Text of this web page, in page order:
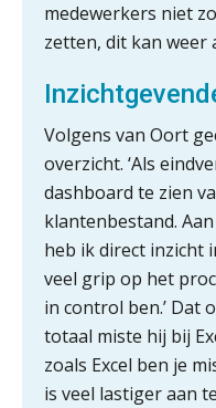
medewerkers niet
zetten, dit kan weer
Volgens van Oort
overzicht. ‘Als
dashboard te zien
klantenbestand.
heb ik direct inzicht
veel grip op het
in control ben.’ Dat
totaal miste hij bij
zoals Excel ben je
is veel lastiger aan